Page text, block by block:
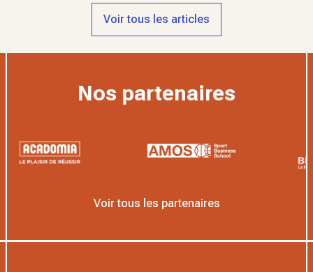
Voir tous les articles
Nos partenaires
Voir tous les partenaires